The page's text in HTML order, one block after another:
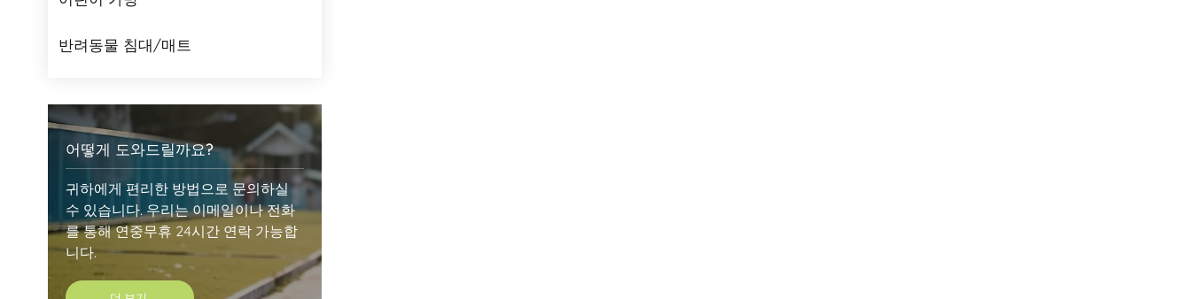
반려동물 침대/매트
어떻게 도와드릴까요?
귀하에게 편리한 방법으로 문의하실
수 있습니다. 우리는 이메일이나 전화
를 통해 연중무휴 24시간 연락 가능합
니다.